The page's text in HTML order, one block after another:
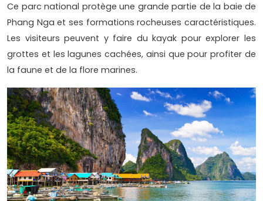
Ce parc national protège une grande partie de la baie de
Phang Nga et ses formations rocheuses caractéristiques.
Les visiteurs peuvent y faire du kayak pour explorer les
grottes et les lagunes cachées, ainsi que pour profiter de
la faune et de la flore marines.